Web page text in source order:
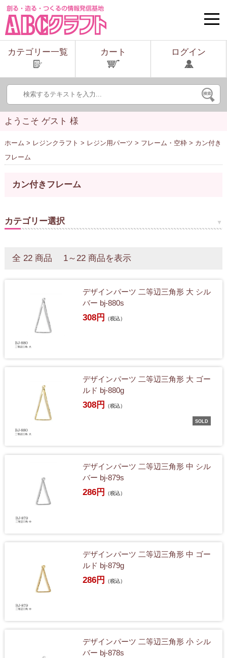
toggle
カテゴリー一覧
カート ログイン
ようこそ ゲスト 様
ホーム > レジンクラフト > レジン用パーツ > フレーム・空枠> カン付き
フレーム
カン付きフレーム
カテゴリー選択
全 22 商品 1～22 商品を表示
デザインパーツ 二等辺三角形 大 シル
バー bj-880s
308円 （税込）
デザインパーツ 二等辺三角形 大 ゴー
ルド bj-880g
308円 （税込）
SOLD
デザインパーツ 二等辺三角形 中 シル
バー bj-879s
286円 （税込）
デザインパーツ 二等辺三角形 中 ゴー
ルド bj-879g
286円 （税込）
デザインパーツ 二等辺三角形 小 シル
バー bj-878s